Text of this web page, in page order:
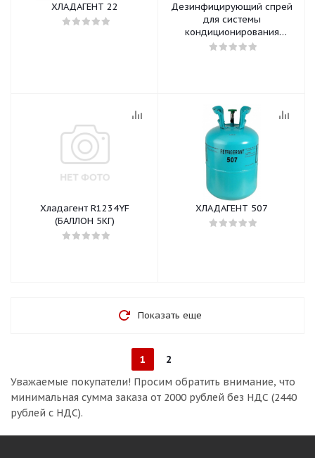
ХЛАДАГЕНТ 22
Дезинфицирующий спрей
для системы
кондиционирования
воздуха WR
Хладагент R1234YF
(БАЛЛОН 5КГ)
ХЛАДАГЕНТ 507
Показать еще
1
2
Уважаемые покупатели! Просим обратить внимание, что
минимальная сумма заказа от 2000 рублей без НДС (2440
рублей с НДС).